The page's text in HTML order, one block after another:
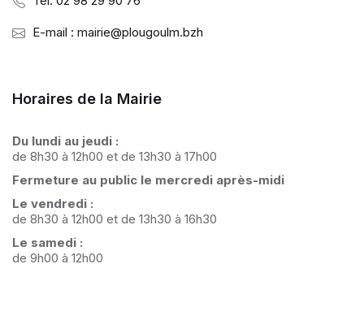
E-mail : mairie@plougoulm.bzh
Horaires de la Mairie
Du lundi au jeudi :
de 8h30 à 12h00 et de 13h30 à 17h00
Fermeture au public le mercredi après-midi
Le vendredi :
de 8h30 à 12h00 et de 13h30 à 16h30
Le samedi :
de 9h00 à 12h00